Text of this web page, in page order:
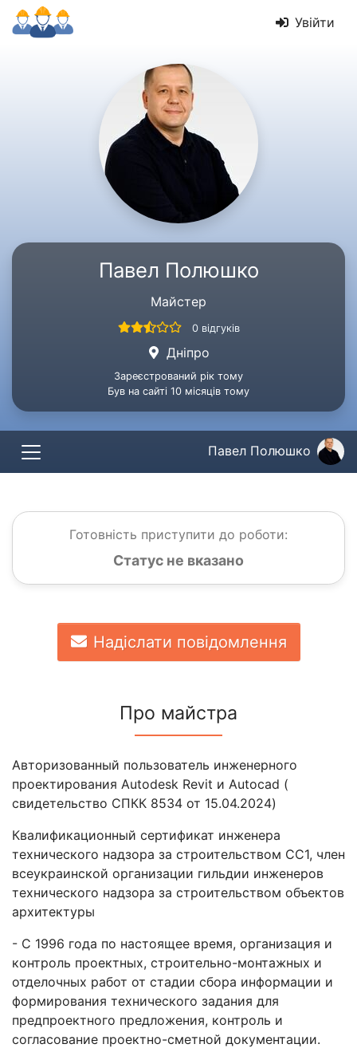
Увійти
Павел Полюшко
Майстер
0 відгуків
Дніпро
Зареєстрований рік тому
Був на сайті 10 місяців тому
Павел Полюшко
Готовність приступити до роботи:
Статус не вказано
Надіслати повідомлення
Про майстра
Авторизованный пользователь инженерного
проектирования Autodesk Revit и Autocad (
свидетельство СПКК 8534 от 15.04.2024)
Квалификационный сертификат инженера
технического надзора за строительством СС1, член
всеукраинской организации гильдии инженеров
технического надзора за строительством объектов
архитектуры
- С 1996 года по настоящее время, организация и
контроль проектных, строительно-монтажных и
отделочных работ от стадии сбора информации и
формирования технического задания для
предпроектного предложения, контроль и
согласование проектно-сметной документации.